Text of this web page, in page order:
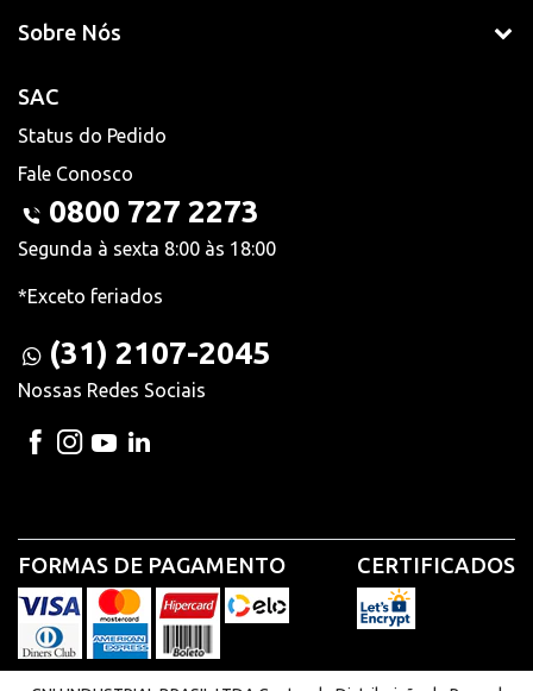
Sobre Nós
SAC
Status do Pedido
Fale Conosco
0800 727 2273
Segunda à sexta 8:00 às 18:00
*Exceto feriados
(31) 2107-2045
Nossas Redes Sociais
FORMAS DE PAGAMENTO CERTIFICADOS